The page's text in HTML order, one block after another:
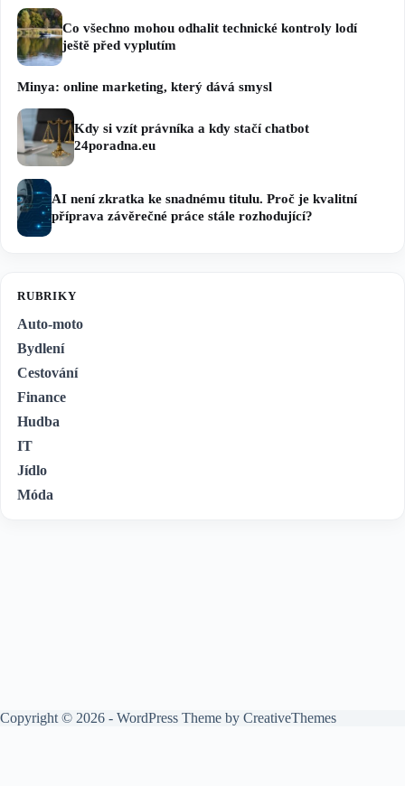
Co všechno mohou odhalit technické kontroly lodí
ještě před vyplutím
Minya: online marketing, který dává smysl
Kdy si vzít právníka a kdy stačí chatbot
24poradna.eu
AI není zkratka ke snadnému titulu. Proč je kvalitní
příprava závěrečné práce stále rozhodující?
RUBRIKY
Auto-moto
Bydlení
Cestování
Finance
Hudba
IT
Jídlo
Móda
Copyright © 2026 - WordPress Theme by CreativeThemes